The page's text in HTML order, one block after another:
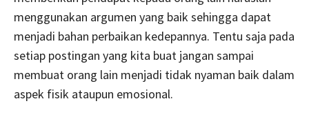
menggunakan argumen yang baik sehingga dapat
menjadi bahan perbaikan kedepannya. Tentu saja pada
setiap postingan yang kita buat jangan sampai
membuat orang lain menjadi tidak nyaman baik dalam
aspek fisik ataupun emosional.